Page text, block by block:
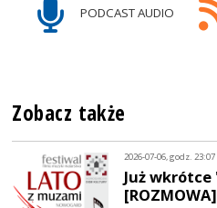
PODCAST AUDIO
Zobacz także
2026-07-06, godz. 23:07
Już
[ROZMOWA]